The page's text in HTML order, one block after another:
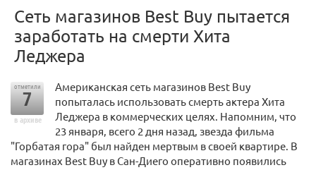
Сеть магазинов Best Buy пытается
заработать на смерти Хита
Леджера
отметили
7
в архиве
Американская сеть магазинов Best Buy
попыталась использовать смерть актера Хита
Леджера в коммерческих целях. Напомним, что
23 января, всего 2 дня назад, звезда фильма
"Горбатая гора" был найден мертвым в своей квартире. В
магазинах Best Buy в Сан-Диего оперативно появились